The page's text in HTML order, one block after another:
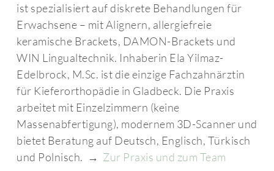
ist spezialisiert auf diskrete Behandlungen für
Erwachsene – mit Alignern, allergiefreie
keramische Brackets, DAMON-Brackets und
WIN Lingualtechnik. Inhaberin Ela Yilmaz-
Edelbrock, M.Sc. ist die einzige Fachzahnärztin
für Kieferorthopädie in Gladbeck. Die Praxis
arbeitet mit Einzelzimmern (keine
Massenabfertigung), modernem 3D-Scanner und
bietet Beratung auf Deutsch, Englisch, Türkisch
und Polnisch. → Zur Praxis und zum Team